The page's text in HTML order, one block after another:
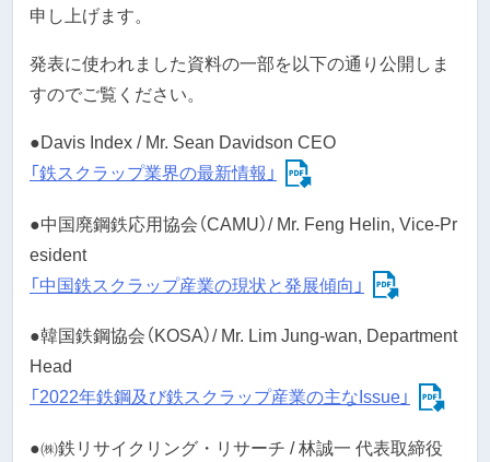
申し上げます。
発表に使われました資料の一部を以下の通り公開しま
すのでご覧ください。
●Davis Index / Mr. Sean Davidson CEO
「鉄スクラップ業界の最新情報」
●中国廃鋼鉄応用協会（CAMU）/ Mr. Feng Helin, Vice-Pr
esident
「中国鉄スクラップ産業の現状と発展傾向」
●韓国鉄鋼協会（KOSA）/ Mr. Lim Jung-wan, Department
Head
「2022年鉄鋼及び鉄スクラップ産業の主なIssue」
●㈱鉄リサイクリング・リサーチ / 林誠一 代表取締役